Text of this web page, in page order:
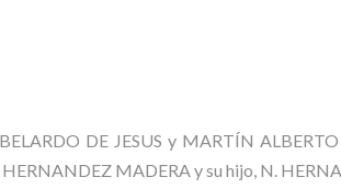
DE JESUS y MARTÍN ALBERTO
MADERA y su hijo, N.